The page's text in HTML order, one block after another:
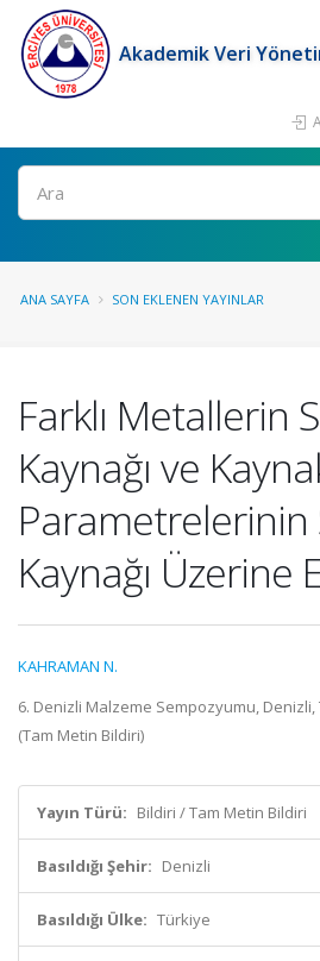
Akademik Veri
Ara
ANA SAYFA SON EKLENEN YAYINLAR
Farklı Metallerin
Kaynağı ve
Kaynağı Üzerine
KAHRAMAN N.
6. Denizli Malzeme Sempozyumu, Denizli,
(Tam Metin Bildiri)
Yayın Türü: Bildiri / Tam Metin Bildiri
Basıldığı Şehir: Denizli
Basıldığı Ülke: Türkiye